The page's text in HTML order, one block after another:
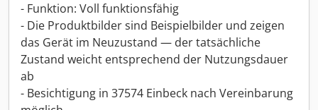
- Funktion: Voll funktionsfähig
- Die Produktbilder sind Beispielbilder und zeigen
das Gerät im Neuzustand — der tatsächliche
Zustand weicht entsprechend der Nutzungsdauer
ab
- Besichtigung in 37574 Einbeck nach Vereinbarung